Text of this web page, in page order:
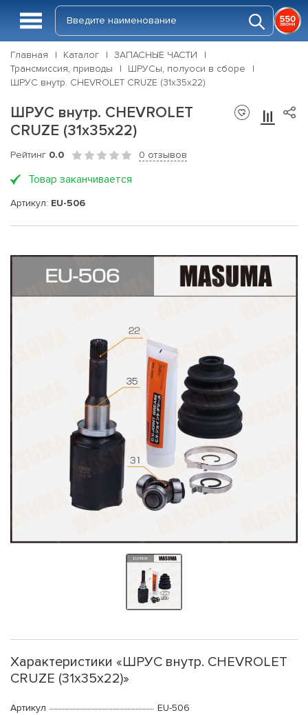
Главная Каталог
ЗАПАСНЫЕ ЧАСТИ
Трансмиссия, приводы
ШРУСы, полуоси в сборе
ШРУС внутр. CHEVROLET CRUZE (31х35х22)
ШРУС внутр. CHEVROLET
CRUZE (31х35х22)
Рейтинг 0.0 0 отзывов
Товар заканчивается
Артикул: EU-506
Характеристики «ШРУС внутр. CHEVROLET
CRUZE (31х35х22)»
Артикул
EU-506